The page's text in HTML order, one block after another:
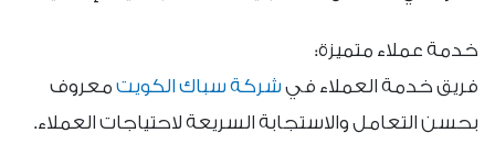
خدمة عملاء متميزة:
فريق خدمة العملاء في شركة سباك الكويت معروف
بحسن التعامل والاستجابة السريعة لاحتياجات العملاء.